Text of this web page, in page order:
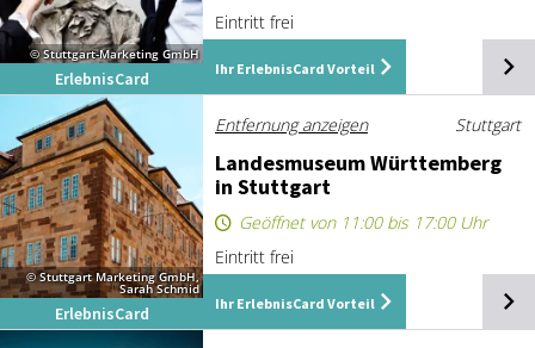
© Stuttgart-Marketing GmbH
ErlebnisCard
Eintritt frei
Ihr ErlebnisCard Vorteil
© Stuttgart Marketing GmbH,
Sarah Schmid
ErlebnisCard
Entfernung anzeigen Stuttgart
Lan­des­mu­se­um Würt­tem­berg
in Stutt­gart
Geöffnet von 11:00 bis 17:00 Uhr
Eintritt frei
Ihr ErlebnisCard Vorteil